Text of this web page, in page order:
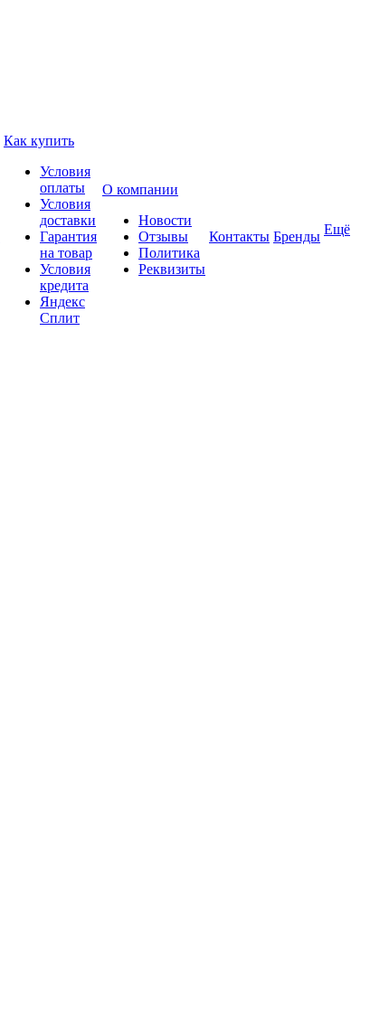
Как купить
Условия
оплаты
Условия
доставки
Гарантия
на товар
Условия
кредита
Яндекс
Сплит
О компании
Новости
Отзывы
Политика
Реквизиты
Контакты Бренды Ещё